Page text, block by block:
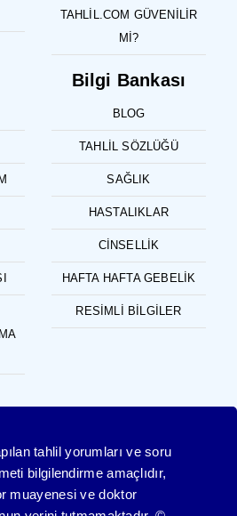
TAHLIL.COM GÜVENILIR
MI?
Bilgi Bankası
BLOG
TAHLIL SÖZLÜĞÜ
SAĞLIK
HASTALIKLAR
CINSELLIK
HAFTA HAFTA GEBELIK
RESIMLI BILGILER
tahlil yorumları ve soru
bilgilendirme amaçlıdır,
muayenesi ve doktor